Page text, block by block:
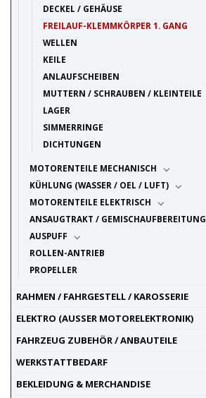
DECKEL / GEHÄUSE
FREILAUF-KLEMMKÖRPER 1. GANG
WELLEN
KEILE
ANLAUFSCHEIBEN
MUTTERN / SCHRAUBEN / KLEINTEILE
LAGER
SIMMERRINGE
DICHTUNGEN
MOTORENTEILE MECHANISCH
KÜHLUNG (WASSER / OEL / LUFT)
MOTORENTEILE ELEKTRISCH
ANSAUGTRAKT / GEMISCHAUFBEREITUNG
AUSPUFF
ROLLEN-ANTRIEB
PROPELLER
RAHMEN / FAHRGESTELL / KAROSSERIE
ELEKTRO (AUSSER MOTORELEKTRONIK)
FAHRZEUG ZUBEHÖR / ANBAUTEILE
WERKSTATTBEDARF
BEKLEIDUNG & MERCHANDISE